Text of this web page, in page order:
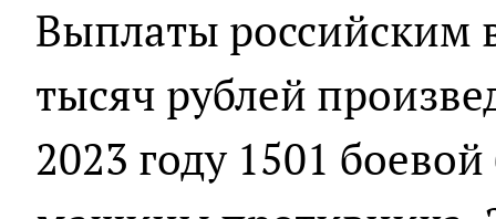
Выплаты российским
тысяч рублей
2023 году 1501